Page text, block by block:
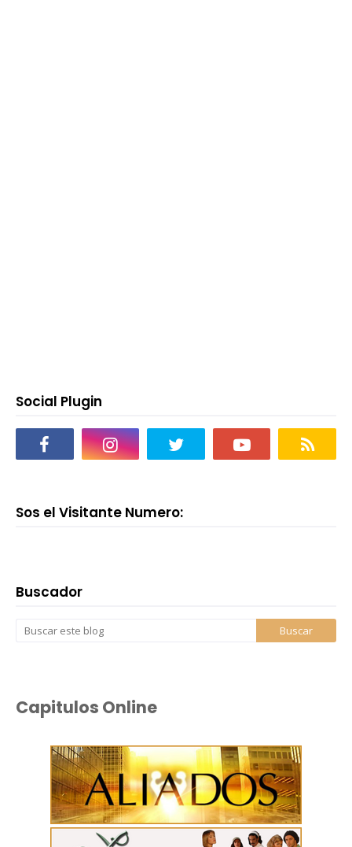
Social Plugin
Sos el Visitante Numero:
Buscador
Capitulos Online